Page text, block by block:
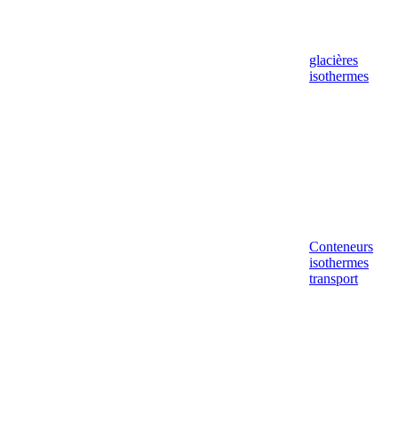
glacières
isothermes
Conteneurs
isothermes
transport